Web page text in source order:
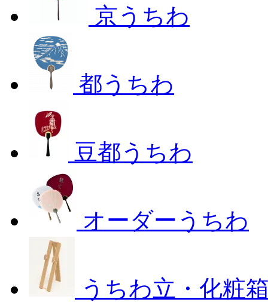
京うちわ
都うちわ
豆都うちわ
オーダーうちわ
うちわ立・化粧